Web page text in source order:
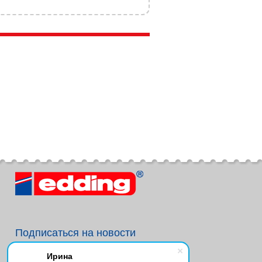
Ирина
Подписаться на новости